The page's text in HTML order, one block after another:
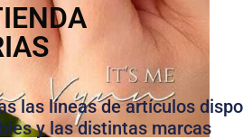
las líneas de artículos
y las distintas marcas